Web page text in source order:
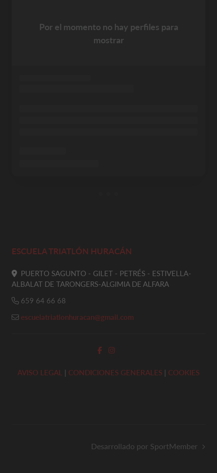
Por el momento no hay perfiles para
mostrar
ESCUELA TRIATLÓN HURACÁN
PUERTO SAGUNTO - GILET - PETRÉS - ESTIVELLA-
ALBALAT DE TARONGERS-ALGIMIA DE ALFARA
659 64 66 68
escuelatriatlonhuracan@gmail.com
AVISO LEGAL | CONDICIONES GENERALES | COOKIES
Desarrollado por SportMember